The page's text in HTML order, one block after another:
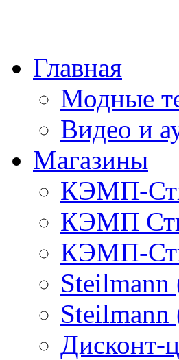
Главная
Модные
Видео и
Магазины
КЭМП-
КЭМП
КЭМП-